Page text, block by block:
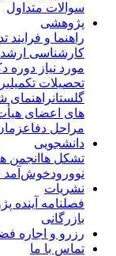
سوالات متداول
پژوهشی
راهنما و فرایند
کارشناسی ارشد
مورد نیاز دوره
تحصیلات تکمیلی
گلستانراهنمای
های اعضای هیأت
مراحل دفاعزمان
دانشجویی
تشکل هاانجمن
نوورودخوش‌آمد
نشریات
فصلنامه آینده
بازرگانی
رزرو و اجاره
تماس با ما